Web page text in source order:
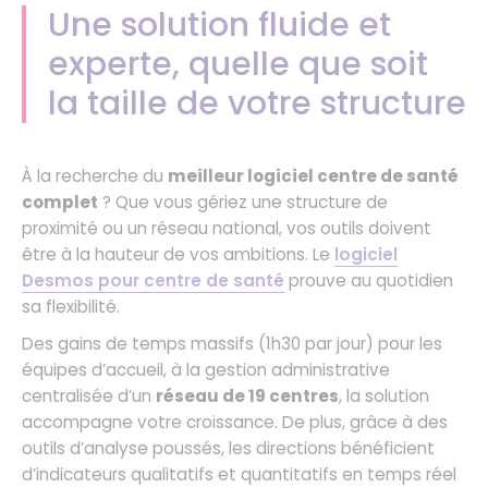
Une solution fluide et
experte, quelle que soit
la taille de votre structure
À la recherche du meilleur logiciel centre de santé
complet ? Que vous gériez une structure de
proximité ou un réseau national, vos outils doivent
être à la hauteur de vos ambitions. Le logiciel
Desmos pour centre de santé prouve au quotidien
sa flexibilité.
Des gains de temps massifs (1h30 par jour) pour les
équipes d’accueil, à la gestion administrative
centralisée d’un réseau de 19 centres, la solution
accompagne votre croissance. De plus, grâce à des
outils d’analyse poussés, les directions bénéficient
d’indicateurs qualitatifs et quantitatifs en temps réel